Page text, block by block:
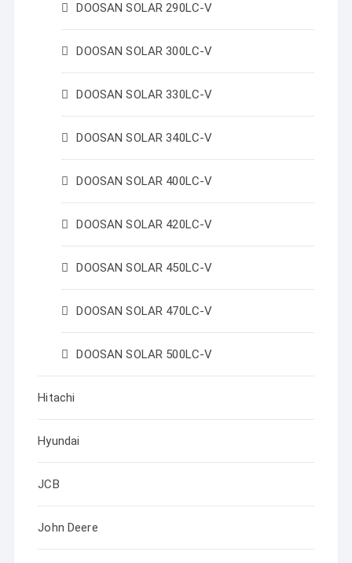
DOOSAN SOLAR 290LC-V
DOOSAN SOLAR 300LC-V
DOOSAN SOLAR 330LC-V
DOOSAN SOLAR 340LC-V
DOOSAN SOLAR 400LC-V
DOOSAN SOLAR 420LC-V
DOOSAN SOLAR 450LC-V
DOOSAN SOLAR 470LC-V
DOOSAN SOLAR 500LC-V
Hitachi
Hyundai
JCB
John Deere